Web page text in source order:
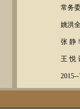
常务
姚洪
张 静
王 悦
2015--